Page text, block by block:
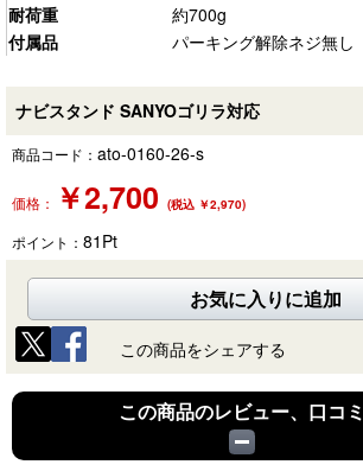
耐荷重
約700g
付属品
パーキング解除ネジ無し
ナビスタンド SANYOゴリラ対応
商品コード： ato-0160-26-s
価格： ￥2,700 (税込 ￥2,970)
ポイント： 81 Pt
お気に入りに追加
この商品をシェアする
この商品のレビュー、口コミ